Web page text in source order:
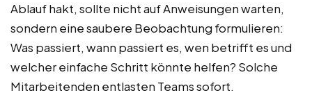
Ablauf hakt, sollte nicht auf Anweisungen warten,
sondern eine saubere Beobachtung formulieren:
Was passiert, wann passiert es, wen betrifft es und
welcher einfache Schritt könnte helfen? Solche
Mitarbeitenden entlasten Teams sofort.